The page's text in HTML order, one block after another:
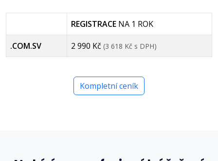
REGISTRACE NA 1 ROK
.COM.SV 2 990 Kč (3 618 Kč s DPH)
Kompletní ceník